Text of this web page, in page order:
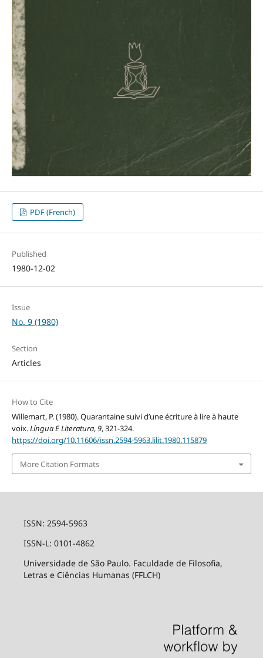
PDF (French)
Published
1980-12-02
Issue
No. 9 (1980)
Section
Articles
How to Cite
Willemart, P. (1980). Quarantaine suivi d’une écriture à lire à haute
voix.Língua E Literatura,9, 321-324.
https://doi.org/10.11606/issn.2594-5963.lilit.1980.115879
More Citation Formats
ISSN: 2594-5963
ISSN-L: 0101-4862
Universidade de São Paulo. Faculdade de Filosofia,
Letras e Ciências Humanas (FFLCH)